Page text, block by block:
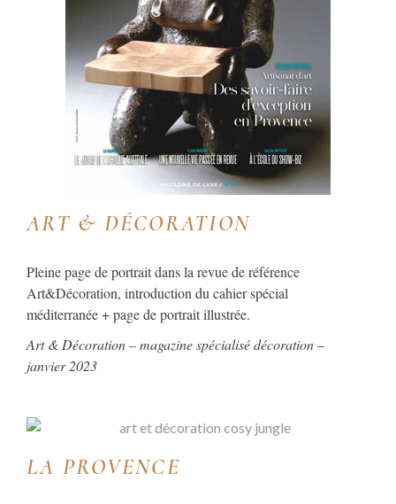
ART & DÉCORATION
Pleine page de portrait dans la revue de référence
Art&Décoration, introduction du cahier spécial
méditerranée + page de portrait illustrée.
Art & Décoration – magazine spécialisé décoration –
janvier 2023
LA PROVENCE